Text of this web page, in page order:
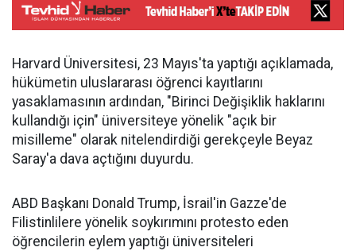
Harvard Üniversitesi, 23 Mayıs'ta yaptığı açıklamada,
hükümetin uluslararası öğrenci kayıtlarını
yasaklamasının ardından, "Birinci Değişiklik haklarını
kullandığı için" üniversiteye yönelik "açık bir
misilleme" olarak nitelendirdiği gerekçeyle Beyaz
Saray'a dava açtığını duyurdu.
ABD Başkanı Donald Trump, İsrail'in Gazze'de
Filistinlilere yönelik soykırımını protesto eden
öğrencilerin eylem yaptığı üniversiteleri